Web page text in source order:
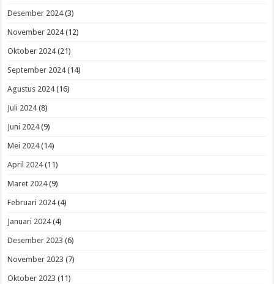
Desember 2024(3)
November 2024(12)
Oktober 2024(21)
September 2024(14)
Agustus 2024(16)
Juli 2024(8)
Juni 2024(9)
Mei 2024(14)
April 2024(11)
Maret 2024(9)
Februari 2024(4)
Januari 2024(4)
Desember 2023 (6)
November 2023 (7)
Oktober 2023 (11)